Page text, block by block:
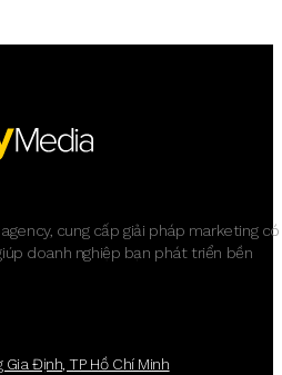
cung cấp giải pháp marketing có
doanh nghiệp bạn phát triển bền
Định, TP Hồ Chí Minh